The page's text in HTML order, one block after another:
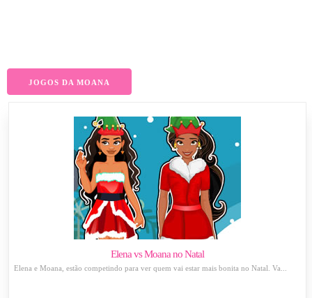
JOGOS DA MOANA
Elena vs Moana no Natal
Elena e Moana, estão competindo para ver quem vai estar mais bonita no Natal. Va...